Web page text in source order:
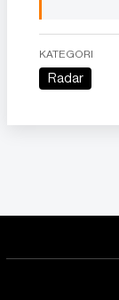
KATEGORI
Radar